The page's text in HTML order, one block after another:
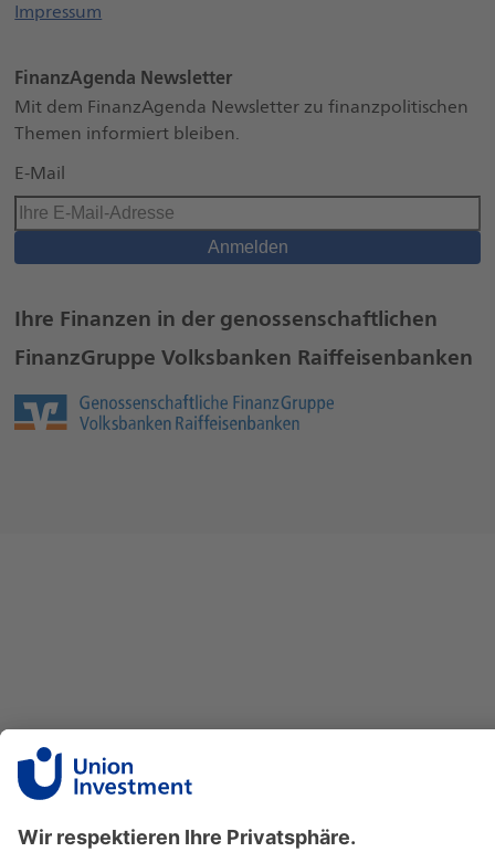
Impressum
FinanzAgenda Newsletter
Mit dem FinanzAgenda Newsletter zu finanzpolitischen
Themen informiert bleiben.
Anmelden
Ihre Finanzen in der genossenschaftlichen
FinanzGruppe Volksbanken Raiffeisenbanken